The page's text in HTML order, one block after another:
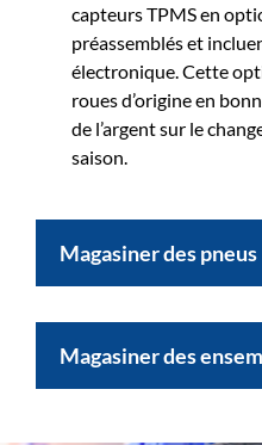
capteurs TPMS en
préassemblés et
électronique. Cette
roues d’origine en
de l’argent sur le
saison.
Magasiner des pneus
Magasiner des